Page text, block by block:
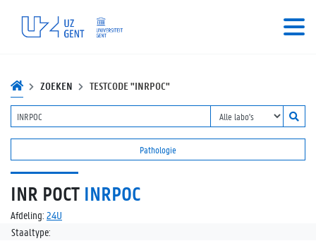
ZOEKEN TESTCODE "INRPOC"
Pathologie
INR POCT INRPOC
Afdeling: 24U
Staaltype: